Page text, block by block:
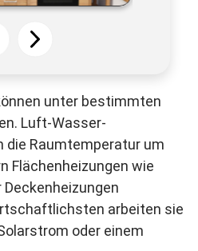
unter bestimmten
Luft-Wasser-
die Raumtemperatur um
Flächenheizungen wie
Deckenheizungen
arbeiten sie
oder einem